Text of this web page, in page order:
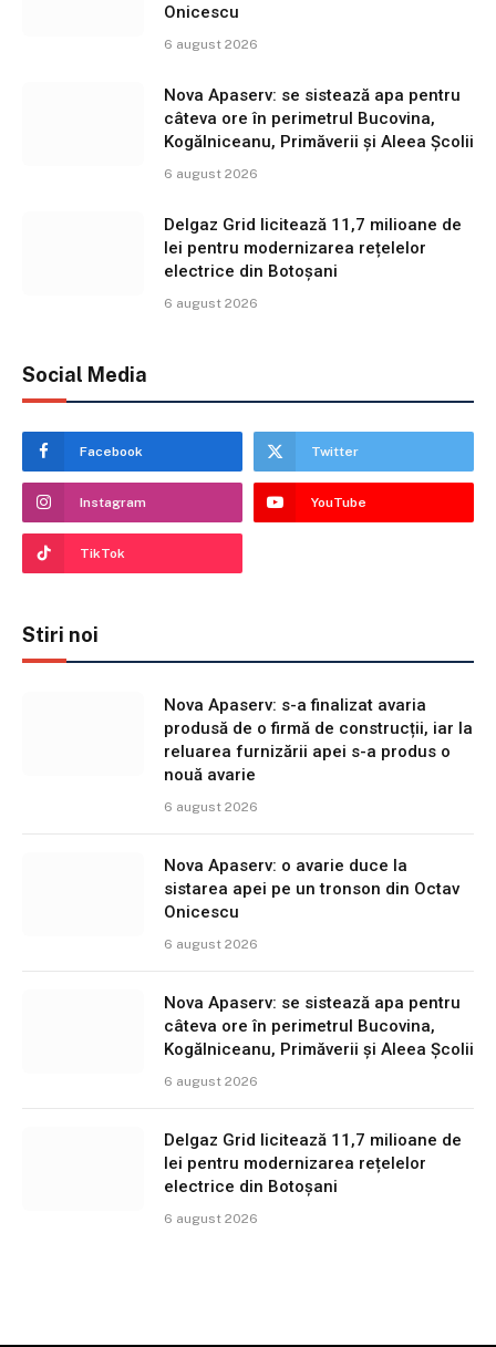
Onicescu
6 august 2026
Nova Apaserv: se sistează apa pentru
câteva ore în perimetrul Bucovina,
Kogălniceanu, Primăverii și Aleea Școlii
6 august 2026
Delgaz Grid licitează 11,7 milioane de
lei pentru modernizarea rețelelor
electrice din Botoșani
6 august 2026
Social Media
Facebook Twitter
Instagram YouTube
TikTok
Stiri noi
Nova Apaserv: s-a finalizat avaria
produsă de o firmă de construcții, iar la
reluarea furnizării apei s-a produs o
nouă avarie
6 august 2026
Nova Apaserv: o avarie duce la
sistarea apei pe un tronson din Octav
Onicescu
6 august 2026
Nova Apaserv: se sistează apa pentru
câteva ore în perimetrul Bucovina,
Kogălniceanu, Primăverii și Aleea Școlii
6 august 2026
Delgaz Grid licitează 11,7 milioane de
lei pentru modernizarea rețelelor
electrice din Botoșani
6 august 2026